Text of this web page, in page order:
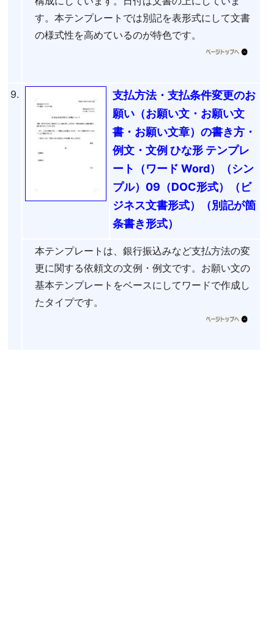
す。本テンプレートでは別記を表形式にして文書
の様式性を高めているのが特色です。
9.
支払方法・支払条件変更のお
願い（お願い文・お願い文
書・お願い文章）の書き方・
例文・文例 ひな形 テンプレ
ート（ワード Word）（シン
プル）09（DOC形式）（ビ
ジネス文書形式）（別記が箇
条書き形式）
本テンプレートは、銀行振込みなど支払方法の変
更に関する依頼文の文例・例文です。お願い文の
基本テンプレートをベースにしてワードで作成し
たタイプです。